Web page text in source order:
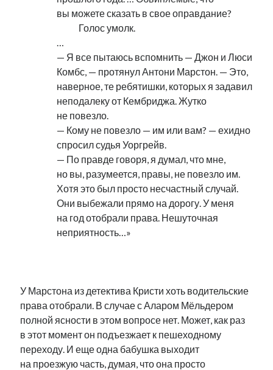
вы можете сказать в свое оправдание?
Голос умолк.
…
— Я все пытаюсь вспомнить — Джон и Люси
Комбс, — протянул Антони Марстон. — Это,
наверное, те ребятишки, которых я задавил
неподалеку от Кембриджа. Жутко
не повезло.
— Кому не повезло — им или вам? — ехидно
спросил судья Уоргрейв.
— По правде говоря, я думал, что мне,
но вы, разумеется, правы, не повезло им.
Хотя это был просто несчастный случай.
Они выбежали прямо на дорогу. У меня
на год отобрали права. Нешуточная
неприятность…»
У Марстона из детектива Кристи хоть водительские
права отобрали. В случае с Аларом Мёльдером
полной ясности в этом вопросе нет. Может, как раз
в этот момент он подъезжает к пешеходному
переходу. И еще одна бабушка выходит
на проезжую часть, думая, что она просто